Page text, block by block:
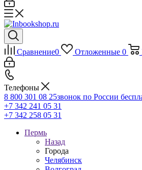
Сравнение0 Отложенные 0
Телефоны
8 800 301 08 25звонок по России
+7 342 241 05 31
+7 342 258 05 31
Пермь
Назад
Города
Челябинск